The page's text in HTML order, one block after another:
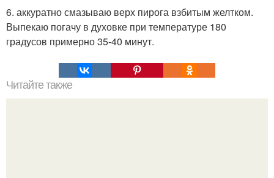
6. аккуратно смазываю верх пирога взбитым желтком.
Выпекаю погачу в духовке при температуре 180
градусов примерно 35-40 минут.
Читайте также